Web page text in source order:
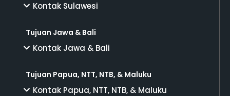
Kontak Sulawesi
Tujuan Jawa & Bali
Kontak Jawa & Bali
Tujuan Papua, NTT, NTB, & Maluku
Kontak Papua, NTT, NTB, & Maluku